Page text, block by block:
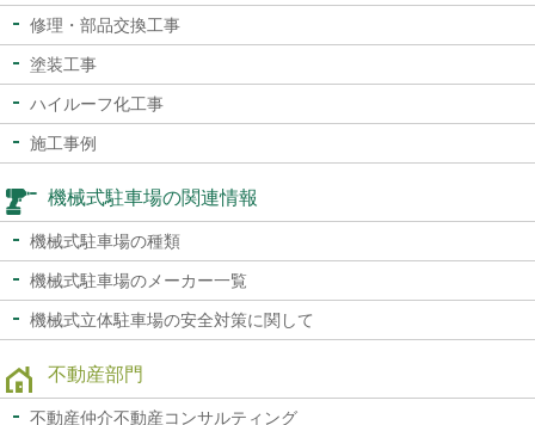
修理・部品交換工事
塗装工事
ハイルーフ化工事
施工事例
機械式駐車場の関連情報
機械式駐車場の種類
機械式駐車場のメーカー一覧
機械式立体駐車場の安全対策に関して
不動産部門
不動産仲介不動産コンサルティング